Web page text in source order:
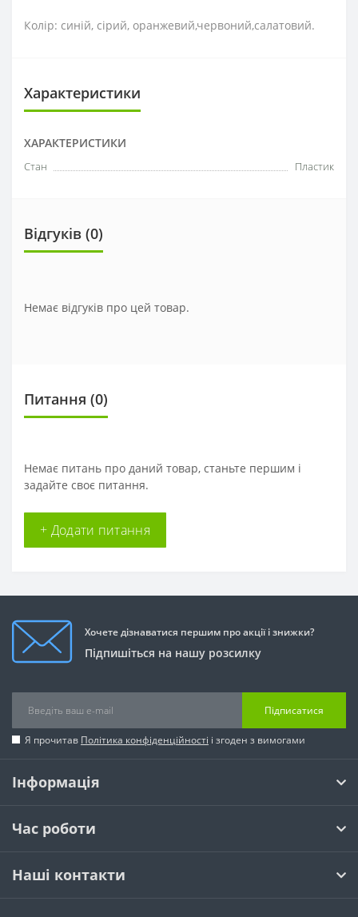
Колір: синій, сірий, оранжевий,червоний,салатовий.
Характеристики
ХАРАКТЕРИСТИКИ
Стан Пластик
Відгуків (0)
Немає відгуків про цей товар.
Питання (0)
Немає питань про даний товар, станьте першим і
задайте своє питання.
+ Додати питання
Хочете дізнаватися першим про акції і знижки?
Підпишіться на нашу розсилку
Підписатися
Я прочитав Політика конфіденційності і згоден з вимогами
Інформація
Час роботи
Наші контакти